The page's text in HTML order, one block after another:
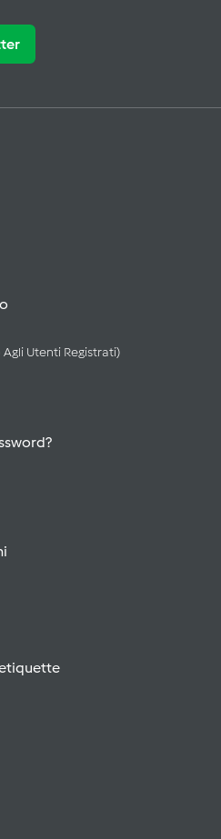
Utenti Registrati)